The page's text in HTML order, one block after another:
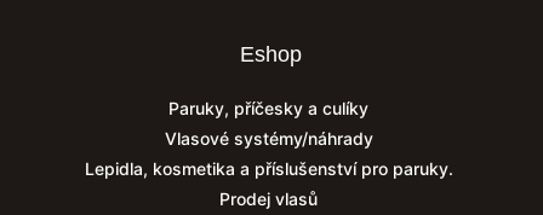
Eshop
Paruky, příčesky a culíky
Vlasové systémy/náhrady
Lepidla, kosmetika a příslušenství pro paruky.
Prodej vlasů